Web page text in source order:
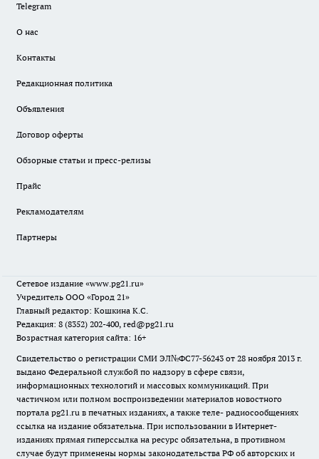
Telegram
О нас
Контакты
Редакционная политика
Объявления
Договор оферты
Обзорные статьи и пресс-релизы
Прайс
Рекламодателям
Партнеры
Сетевое издание «www.pg21.ru»
Учредитель ООО «Город 21»
Главный редактор: Кошкина К.С.
Редакция: 8 (8352) 202-400, red@pg21.ru
Возрастная категория сайта: 16+
Свидетельство о регистрации СМИ ЭЛ№ФС77-56243 от 28 ноября 2013 г.
выдано Федеральной службой по надзору в сфере связи,
информационных технологий и массовых коммуникаций. При
частичном или полном воспроизведении материалов новостного
портала pg21.ru в печатных изданиях, а также теле- радиосообщениях
ссылка на издание обязательна. При использовании в Интернет-
изданиях прямая гиперссылка на ресурс обязательна, в противном
случае будут применены нормы законодательства РФ об авторских и